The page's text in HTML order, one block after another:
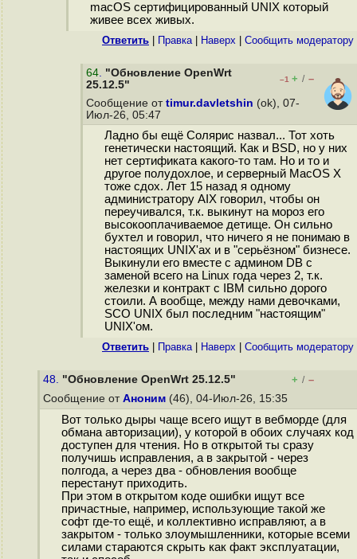
macOS сертифицированный UNIX который
живее всех живых.
Ответить Правка| Наверх Cообщить модератору
64. "Обновление OpenWrt
25.12.5"
–1 + / –
Сообщение от timur.davletshin (ok), 07-
Июл-26, 05:47
Ладно бы ещё Солярис назвал... Тот хоть
генетически настоящий. Как и BSD, но у них
нет сертификата какого-то там. Но и то и
другое полудохлое, и серверный MacOS X
тоже сдох. Лет 15 назад я одному
администратору AIX говорил, чтобы он
переучивался, т.к. выкинут на мороз его
высокооплачиваемое детище. Он сильно
бухтел и говорил, что ничего я не понимаю в
настоящих UNIX'ах и в "серьёзном" бизнесе.
Выкинули его вместе с админом DB c
заменой всего на Linux года через 2, т.к.
железки и контракт с IBM сильно дорого
стоили. А вообще, между нами девочками,
SCO UNIX был последним "настоящим"
UNIX'ом.
Ответить Правка| Наверх Cообщить модератору
48. "Обновление OpenWrt 25.12.5" + / –
Сообщение от Аноним (46), 04-Июл-26, 15:35
Вот только дыры чаще всего ищут в вебморде (для
обмана авторизации), у которой в обоих случаях код
доступен для чтения. Но в открытой ты сразу
получишь исправления, а в закрытой - через
полгода, а через два - обновления вообще
перестанут приходить.
При этом в открытом коде ошибки ищут все
причастные, например, использующие такой же
софт где-то ещё, и коллективно исправляют, а в
закрытом - только злоумышленники, которые всеми
силами стараются скрыть как факт эксплуатации,